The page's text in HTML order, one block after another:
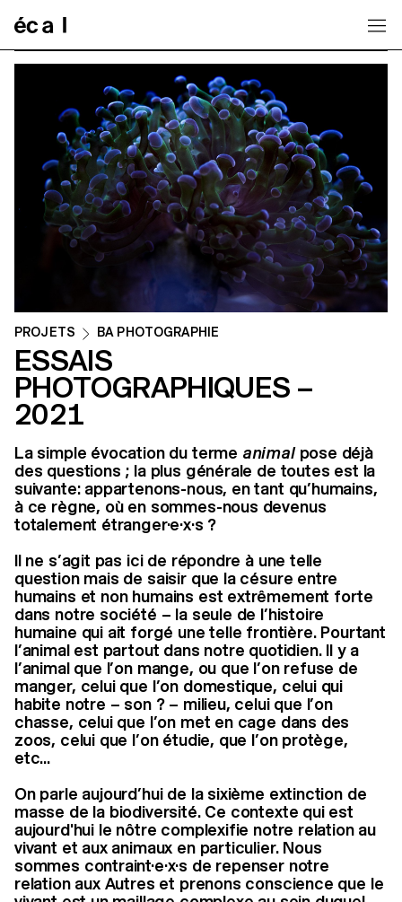
PROJETS BA PHOTOGRAPHIE
ESSAIS
PHOTOGRAPHIQUES –
2021
La simple évocation du terme animalpose déjà
des questions ; la plus générale de toutes est la
suivante: appartenons-nous, en tant qu’humains,
à ce règne, où en sommes-nous devenus
totalement étranger·e·x·s ?
Il ne s’agit pas ici de répondre à une telle
question mais de saisir que la césure entre
humains et non humains est extrêmement forte
dans notre société – la seule de l’histoire
humaine qui ait forgé une telle frontière. Pourtant
l’animal est partout dans notre quotidien. Il y a
l’animal que l’on mange, ou que l’on refuse de
manger, celui que l’on domestique, celui qui
habite notre – son ? – milieu, celui que l’on
chasse, celui que l’on met en cage dans des
zoos, celui que l’on étudie, que l’on protège,
etc...
On parle aujourd’hui de la sixième extinction de
masse de la biodiversité. Ce contexte qui est
aujourd'hui le nôtre complexifie notre relation au
vivant et aux animaux en particulier. Nous
sommes contraint·e·x·s de repenser notre
relation aux Autres et prenons conscience que le